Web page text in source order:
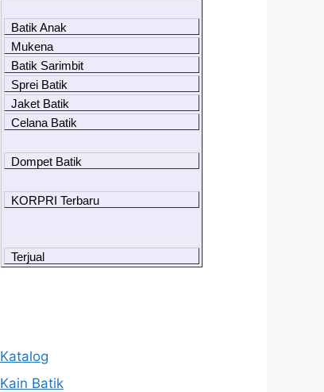
Batik Anak
Mukena
Batik Sarimbit
Sprei Batik
Jaket Batik
Celana Batik
Dompet Batik
KORPRI Terbaru
Terjual
Katalog
Kain Batik